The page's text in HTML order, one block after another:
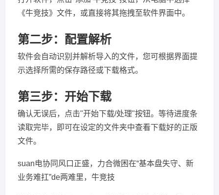
《牛竞技》文件，或直接将其拖拽至软件界面中。
第二步：配置解析
软件会自动识别并解析导入的文件，您可根据界面提
示选择所需的保存路径或下载格式。
第三步：开始下载
确认无误后，点击"开始下载/处理"按钮。等待进度条
读取完毕，即可在设定的文件夹中查看下载好的正版
文件。
suan电协同风口正盛，力合微困在“基本盘失守、新
业务难扛”de两难里，牛竞技